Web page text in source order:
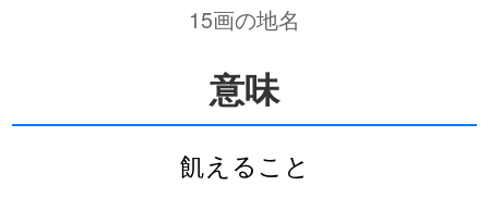
15画の地名
意味
飢えること